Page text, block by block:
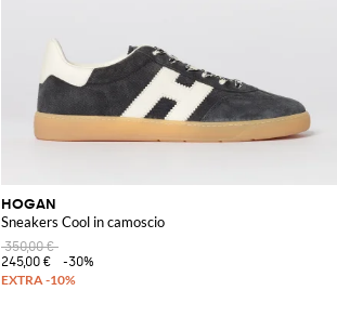
HOGAN
Sneakers Cool in camoscio
350,00 €
245,00 €
-30%